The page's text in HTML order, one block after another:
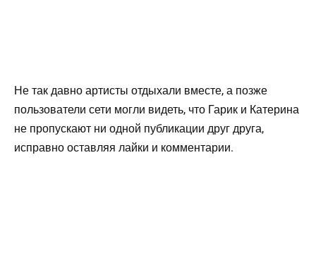
Не так давно артисты отдыхали вместе, а позже
пользователи сети могли видеть, что Гарик и Катерина
не пропускают ни одной публикации друг друга,
исправно оставляя лайки и комментарии.